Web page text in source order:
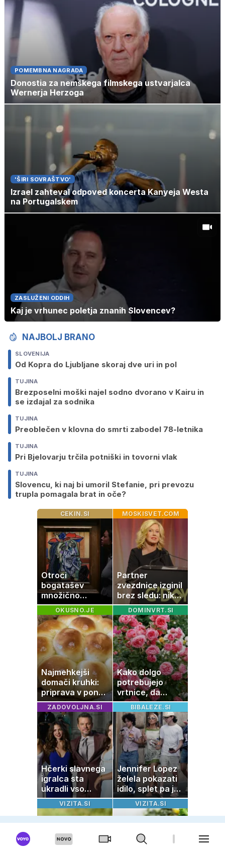
POMEMBNA NAGRADA
Donostia za nemškega filmskega ustvarjalca
Wernerja Herzoga
'ŠIRI SOVRAŠTVO'
Izrael zahteval odpoved koncerta Kanyeja Westa
na Portugalskem
ZASLUŽENI ODDIH
Kaj je vrhunec poletja znanih Slovencev?
NAJBOLJ BRANO
SLOVENIJA
Od Kopra do Ljubljane skoraj dve uri in pol
TUJINA
Brezposelni moški najel sodno dvorano v Kairu in
se izdajal za sodnika
TUJINA
Preoblečen v klovna do smrti zabodel 78-letnika
TUJINA
Pri Bjelovarju trčila potniški in tovorni vlak
TUJINA
Slovencu, ki naj bi umoril Stefanie, pri prevozu
trupla pomagala brat in oče?
CEKIN.SI
Otroci
bogatašev
množično
prodajajo
družinske
zbirke: raje imajo
denar kot
umetnine
MOSKISVET.COM
Partner
zvezdnice izginil
brez sledu: nikoli
ga niso našli,
nato je prišla še
ena tragedija
OKUSNO.JE
Najmehkejši
domači kruhki:
priprava v ponvi
je trik za popoln
rezultat
DOMINVRT.SI
Kako dolgo
potrebujejo
vrtnice, da
zrastejo? Vse o
rasti, cvetenju in
negi vrtnic
ZADOVOLJNA.SI
Hčerki slavnega
igralca sta
ukradli vso
pozornost
BIBALEZE.SI
Jennifer Lopez
želela pokazati
idilo, splet pa je
razburila ena
stvar
VIZITA.SI VIZITA.SI